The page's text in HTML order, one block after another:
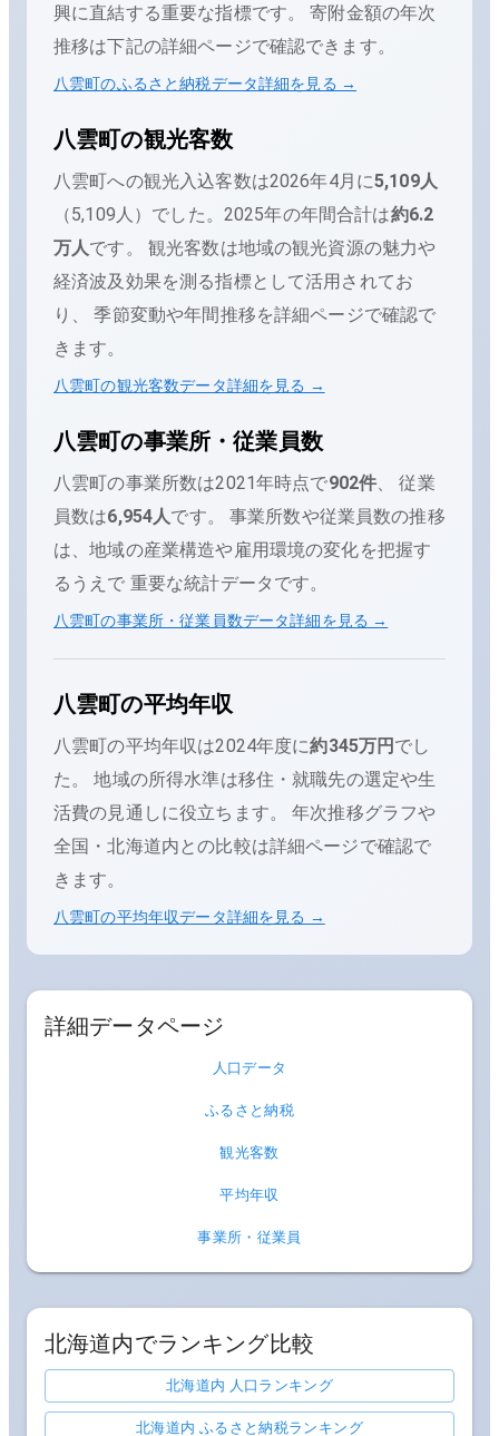
興に直結する重要な指標です。 寄附金額の年次
推移は下記の詳細ページで確認できます。
八雲町のふるさと納税データ詳細を見る →
八雲町の観光客数
八雲町への観光入込客数は2026年4月 に5,109人
（5,109人 ）でした。 2025年の年間合計は約6.2
万人です。
観光客数は地域の観光資源の魅力や
経済波及効果を測る指標として活用されてお
り、 季節変動や年間推移を詳細ページで確認で
きます。
八雲町の観光客数データ詳細を見る →
八雲町の事業所・従業員数
八雲町の事業所数は2021年時点で902件 、 従業
員数は6,954人です。 事業所数や従業員数の推移
は、地域の産業構造や雇用環境の変化を把握す
るうえで 重要な統計データです。
八雲町の事業所・従業員数データ詳細を見る →
八雲町の平均年収
八雲町の平均年収は2024年度に約345万円 でし
た。
地域の所得水準は移住・就職先の選定や生
活費の見通しに役立ちます。 年次推移グラフや
全国・北海道内との比較は詳細ページで確認で
きます。
八雲町の平均年収データ詳細を見る →
詳細データページ
人口データ
ふるさと納税
観光客数
平均年収
事業所・従業員
北海道内でランキング比較
北海道内 人口ランキング
北海道内 ふるさと納税ランキング